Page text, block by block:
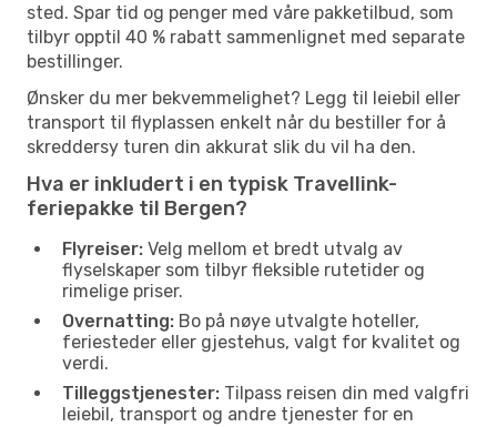
sted. Spar tid og penger med våre pakketilbud, som
tilbyr opptil 40 % rabatt sammenlignet med separate
bestillinger.
Ønsker du mer bekvemmelighet? Legg til leiebil eller
transport til flyplassen enkelt når du bestiller for å
skreddersy turen din akkurat slik du vil ha den.
Hva er inkludert i en typisk Travellink-
feriepakke til Bergen?
Flyreiser: Velg mellom et bredt utvalg av
flyselskaper som tilbyr fleksible rutetider og
rimelige priser.
Overnatting: Bo på nøye utvalgte hoteller,
feriesteder eller gjestehus, valgt for kvalitet og
verdi.
Tilleggstjenester: Tilpass reisen din med valgfri
leiebil, transport og andre tjenester for en